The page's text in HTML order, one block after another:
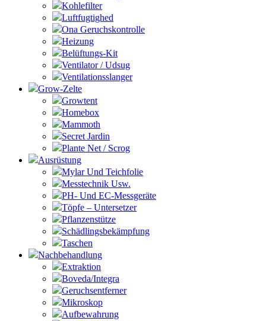
Kohlefilter
Luftfugtighed
Ona Geruchskontrolle
Heizung
Belüftungs-Kit
Ventilator / Udsug
Ventilationsslanger
Grow-Zelte
Growtent
Homebox
Mammoth
Secret Jardin
Plante Net / Scrog
Ausrüstung
Mylar Und Teichfolie
Messtechnik Usw.
PH- Und EC-Messgeräte
Töpfe – Untersetzer
Pflanzenstütze
Schädlingsbekämpfung
Taschen
Nachbehandlung
Extraktion
Boveda/Integra
Geruchsentferner
Mikroskop
Aufbewahrung